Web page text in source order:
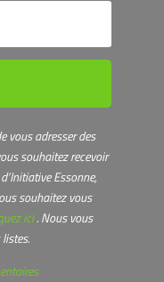
vous adresser des
souhaitez recevoir
Essonne,
souhaitez vous
ici. Nous vous